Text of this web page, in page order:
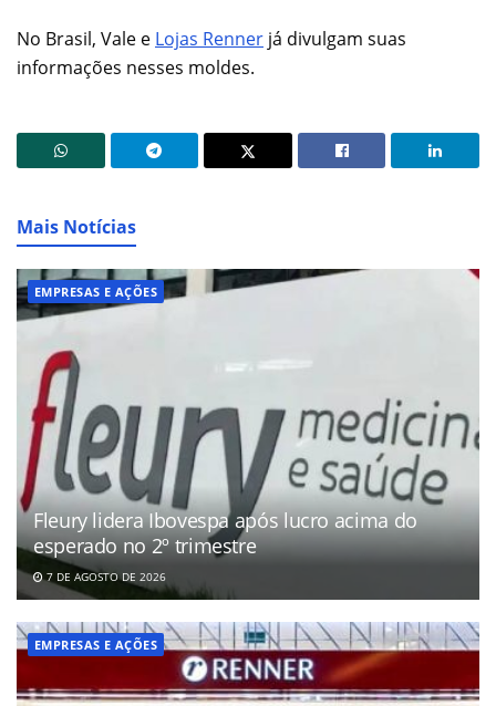
No Brasil, Vale e Lojas Renner já divulgam suas
informações nesses moldes.
Mais Notícias
EMPRESAS E AÇÕES
Fleury lidera Ibovespa após lucro acima do
esperado no 2º trimestre
7 DE AGOSTO DE 2026
EMPRESAS E AÇÕES